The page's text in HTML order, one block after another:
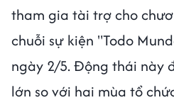
tham gia tài trợ cho
chuỗi sự kiện "Todo
ngày 2/5. Động thái này
lớn so với hai mùa tổ